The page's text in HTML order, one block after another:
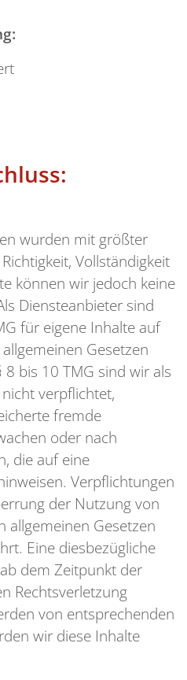
wurden mit größter
Vollständigkeit
können wir jedoch keine
Diensteanbieter sind
für eigene Inhalte auf
Gesetzen
bis 10 TMG sind wir als
verpflichtet,
fremde
oder nach
die auf eine
Verpflichtungen
der Nutzung von
allgemeinen Gesetzen
Eine diesbezügliche
dem Zeitpunkt der
Rechtsverletzung
von entsprechenden
wir diese Inhalte